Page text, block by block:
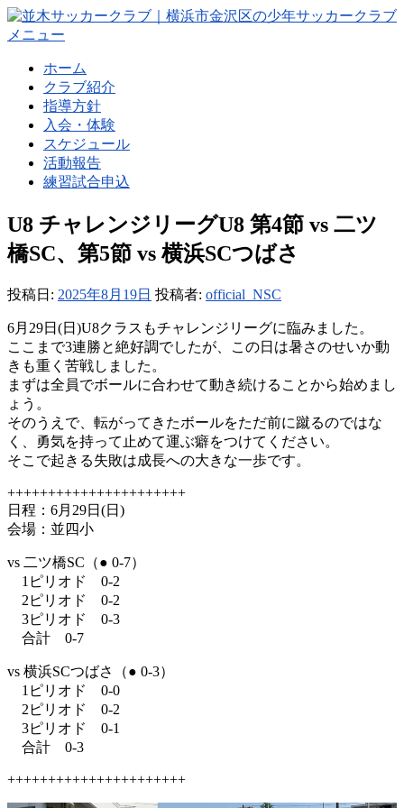
コ
ン
メニュー
ホーム
クラブ紹介
指導方針
入会・体験
スケジュール
活動報告
練習試合申込
U8 チャレンジリーグU8 第4節 vs 二ツ
橋SC、第5節 vs 横浜SCつばさ
投稿日: 2025年8月19日 投稿者: official_NSC
6月29日(日)U8クラスもチャレンジリーグに臨みました。
ここまで3連勝と絶好調でしたが、この日は暑さのせいか動
きも重く苦戦しました。
まずは全員でボールに合わせて動き続けることから始めまし
ょう。
そのうえで、転がってきたボールをただ前に蹴るのではな
く、勇気を持って止めて運ぶ癖をつけてください。
そこで起きる失敗は成長への大きな一歩です。
++++++++++++++++++++++
日程：6月29日(日)
会場：並四小
vs 二ツ橋SC（● 0-7）
1ピリオド 0-2
2ピリオド 0-2
3ピリオド 0-3
合計 0-7
vs 横浜SCつばさ（● 0-3）
1ピリオド 0-0
2ピリオド 0-2
3ピリオド 0-1
合計 0-3
++++++++++++++++++++++